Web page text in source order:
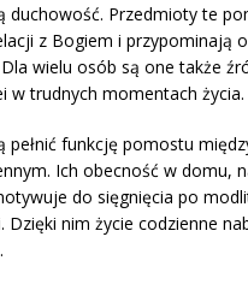
duchowość. Przedmioty te
z Bogiem i przypominają
wielu osób są one także
w trudnych momentach życia.
pełnić funkcję pomostu
Ich obecność w domu,
do sięgnięcia po
Dzięki nim życie codzienne